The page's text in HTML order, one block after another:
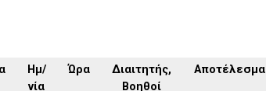
Ημ/
νία
Ώρα
Διαιτητής,
Βοηθοί
Αποτέλεσμα